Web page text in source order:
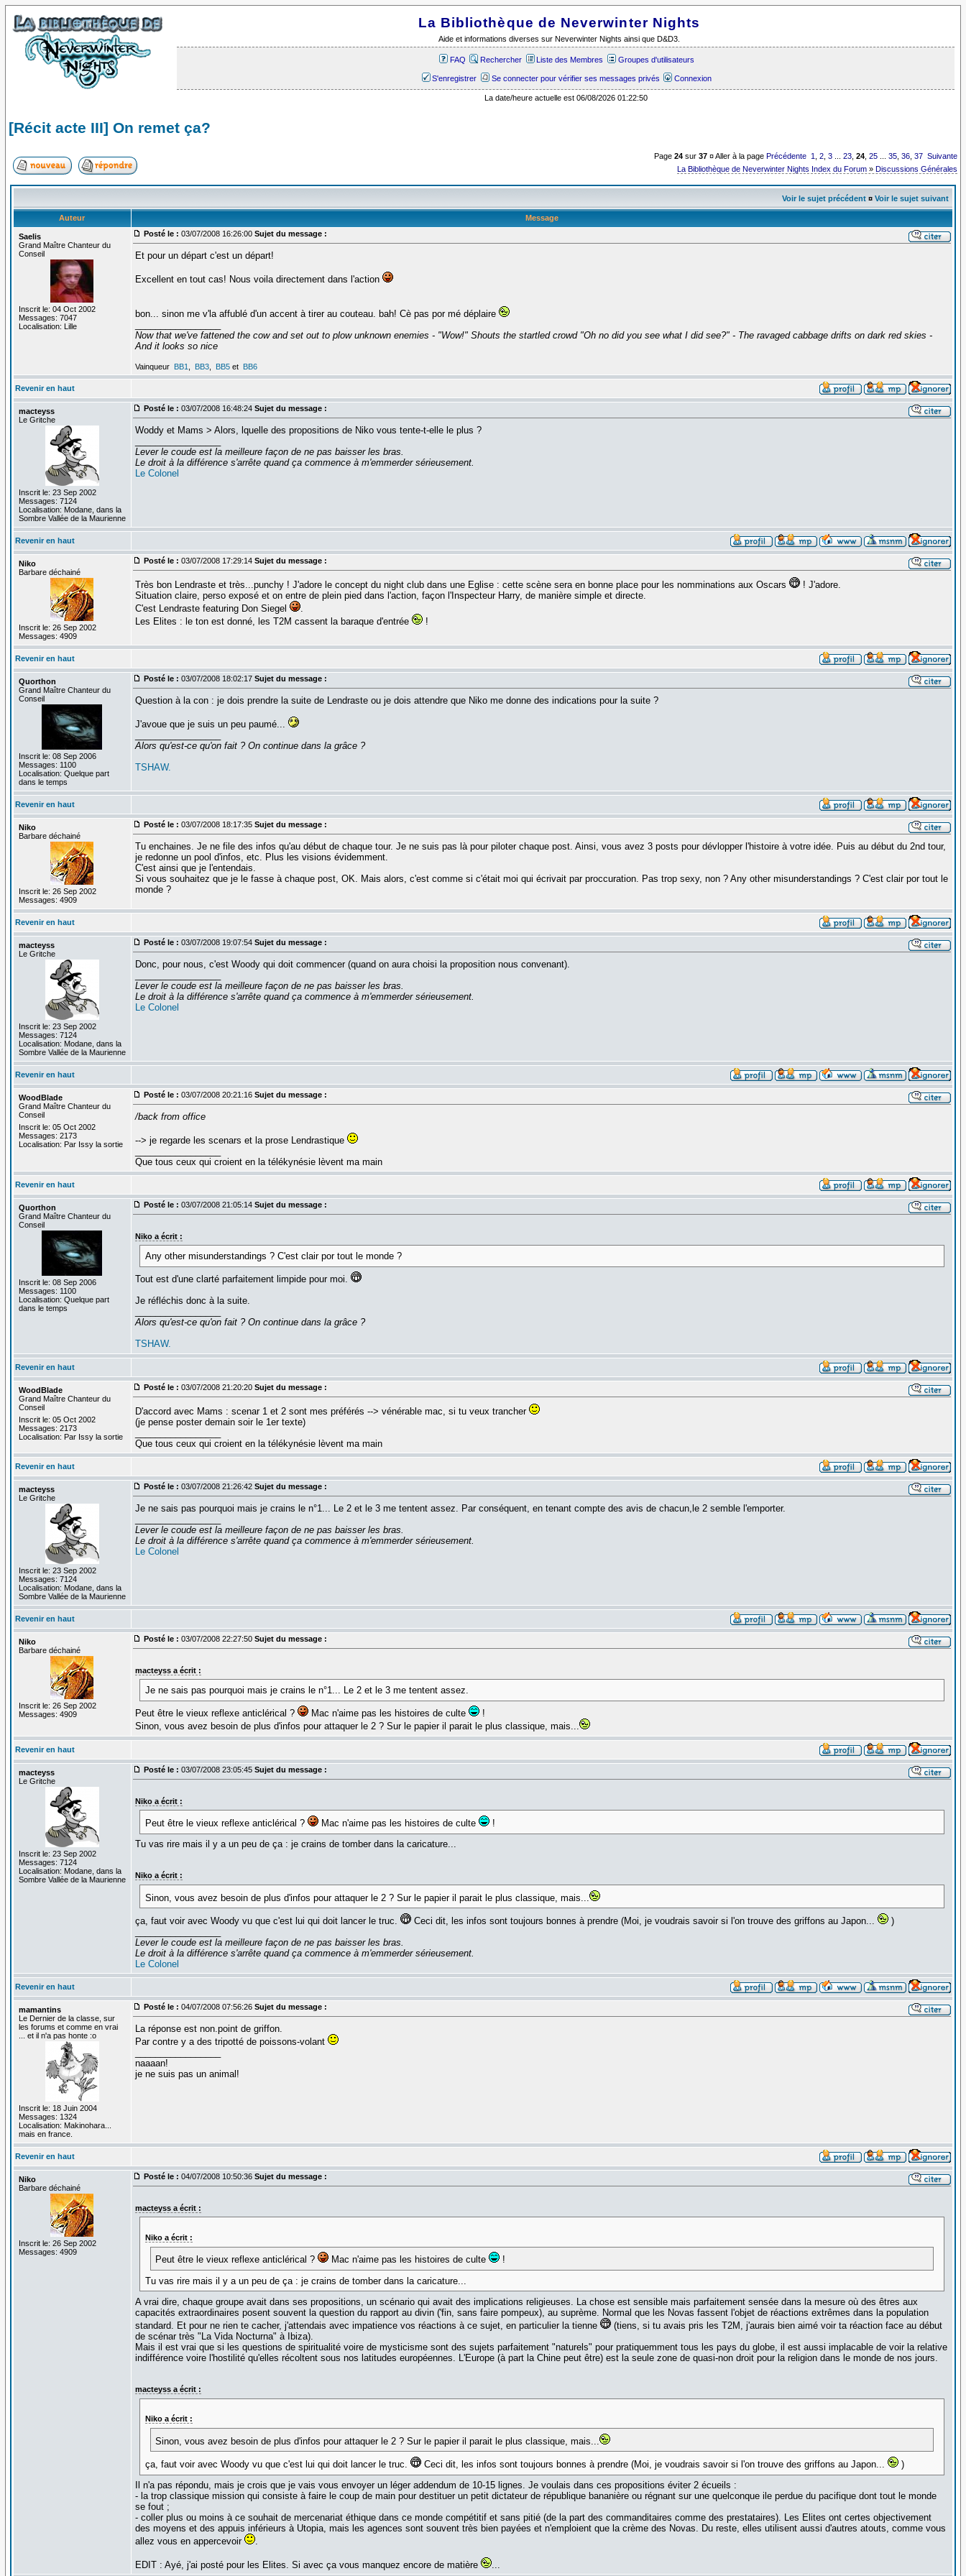
La Bibliothèque de Neverwinter Nights
Aide et informations diverses sur Neverwinter Nights ainsi que D&D3.
FAQ Rechercher Liste des Membres Groupes d'utilisateurs
S'enregistrer Se connecter pour vérifier ses messages privés Connexion
La date/heure actuelle est 06/08/2026 01:22:50
[Récit acte III] On remet ça?
Page24 sur37 ¤ Aller à la page Précédente 1 ,2 ,3 ...23 ,24 ,25 ...35 ,36 ,37 Suivante
La Bibliothèque de Neverwinter Nights Index du Forum »Discussions Générales
Voir le sujet précédent¤ Voir le sujet suivant
Auteur Message
Saelis
Grand Maître Chanteur du
Conseil
Inscrit le: 04 Oct 2002
Messages: 7047
Localisation: Lille
Posté le : 03/07/2008 16:26:00 Sujet du message :
Et pour un départ c'est un départ!
Excellent en tout cas! Nous voila directement dans l'action
bon... sinon me v'la affublé d'un accent à tirer au couteau. bah! Cè pas por mé déplaire
Now that we've fattened the cow and set out to plow unknown enemies - "Wow!" Shouts the startled crowd "Oh no did you see what I did see?" - The ravaged cabbage drifts on dark red skies -
And it looks so nice
Vainqueur BB1 BB3, BB5et BB6
Revenir en haut
macteyss
Le Gritche
Inscrit le: 23 Sep 2002
Messages: 7124
Localisation: Modane, dans la
Sombre Vallée de la Maurienne
Posté le : 03/07/2008 16:48:24 Sujet du message :
Woddy et Mams > Alors, lquelle des propositions de Niko vous tente-t-elle le plus ?
Lever le coude est la meilleure façon de ne pas baisser les bras.
Le droit à la différence s'arrête quand ça commence à m'emmerder sérieusement.
Le Colonel
Revenir en haut
Niko
Barbare déchainé
Inscrit le: 26 Sep 2002
Messages: 4909
Posté le : 03/07/2008 17:29:14 Sujet du message :
Très bon Lendraste et très...punchy ! J'adore le concept du night club dans une Eglise : cette scène sera en bonne place pour les nomminations aux Oscars
! J'adore.
Situation claire, perso exposé et on entre de plein pied dans l'action, façon l'Inspecteur Harry, de manière simple et directe.
C'est Lendraste featuring Don Siegel
.
Les Elites : le ton est donné, les T2M cassent la baraque d'entrée
!
Revenir en haut
Quorthon
Grand Maître Chanteur du
Conseil
Inscrit le: 08 Sep 2006
Messages: 1100
Localisation: Quelque part
dans le temps
Posté le : 03/07/2008 18:02:17 Sujet du message :
Question à la con : je dois prendre la suite de Lendraste ou je dois attendre que Niko me donne des indications pour la suite ?
J'avoue que je suis un peu paumé...
Alors qu'est-ce qu'on fait ? On continue dans la grâce ?
TSHAW.
Revenir en haut
Niko
Barbare déchainé
Inscrit le: 26 Sep 2002
Messages: 4909
Posté le : 03/07/2008 18:17:35 Sujet du message :
Tu enchaines. Je ne file des infos qu'au début de chaque tour. Je ne suis pas là pour piloter chaque post. Ainsi, vous avez 3 posts pour dévlopper l'histoire à votre idée. Puis au début du 2nd tour,
je redonne un pool d'infos, etc. Plus les visions évidemment.
C'est ainsi que je l'entendais.
Si vous souhaitez que je le fasse à chaque post, OK. Mais alors, c'est comme si c'était moi qui écrivait par proccuration. Pas trop sexy, non ? Any other misunderstandings ? C'est clair por tout le
monde ?
Revenir en haut
macteyss
Le Gritche
Inscrit le: 23 Sep 2002
Messages: 7124
Localisation: Modane, dans la
Sombre Vallée de la Maurienne
Posté le : 03/07/2008 19:07:54 Sujet du message :
Donc, pour nous, c'est Woody qui doit commencer (quand on aura choisi la proposition nous convenant).
Lever le coude est la meilleure façon de ne pas baisser les bras.
Le droit à la différence s'arrête quand ça commence à m'emmerder sérieusement.
Le Colonel
Revenir en haut
WoodBlade
Grand Maître Chanteur du
Conseil
Inscrit le: 05 Oct 2002
Messages: 2173
Localisation: Par Issy la sortie
Posté le : 03/07/2008 20:21:16 Sujet du message :
/back from office
--> je regarde les scenars et la prose Lendrastique
Que tous ceux qui croient en la télékynésie lèvent ma main
Revenir en haut
Quorthon
Grand Maître Chanteur du
Conseil
Inscrit le: 08 Sep 2006
Messages: 1100
Localisation: Quelque part
dans le temps
Posté le : 03/07/2008 21:05:14 Sujet du message :
Niko a écrit :
Any other misunderstandings ? C'est clair por tout le monde ?
Tout est d'une clarté parfaitement limpide pour moi.
Je réfléchis donc à la suite.
Alors qu'est-ce qu'on fait ? On continue dans la grâce ?
TSHAW.
Revenir en haut
WoodBlade
Grand Maître Chanteur du
Conseil
Inscrit le: 05 Oct 2002
Messages: 2173
Localisation: Par Issy la sortie
Posté le : 03/07/2008 21:20:20 Sujet du message :
D'accord avec Mams : scenar 1 et 2 sont mes préférés --> vénérable mac, si tu veux trancher
(je pense poster demain soir le 1er texte)
Que tous ceux qui croient en la télékynésie lèvent ma main
Revenir en haut
macteyss
Le Gritche
Inscrit le: 23 Sep 2002
Messages: 7124
Localisation: Modane, dans la
Sombre Vallée de la Maurienne
Posté le : 03/07/2008 21:26:42 Sujet du message :
Je ne sais pas pourquoi mais je crains le n°1... Le 2 et le 3 me tentent assez. Par conséquent, en tenant compte des avis de chacun,le 2 semble l'emporter.
Lever le coude est la meilleure façon de ne pas baisser les bras.
Le droit à la différence s'arrête quand ça commence à m'emmerder sérieusement.
Le Colonel
Revenir en haut
Niko
Barbare déchainé
Inscrit le: 26 Sep 2002
Messages: 4909
Posté le : 03/07/2008 22:27:50 Sujet du message :
macteyss a écrit :
Je ne sais pas pourquoi mais je crains le n°1... Le 2 et le 3 me tentent assez.
Peut être le vieux reflexe anticlérical ? Mac n'aime pas les histoires de culte
!
Sinon, vous avez besoin de plus d'infos pour attaquer le 2 ? Sur le papier il parait le plus classique, mais...
Revenir en haut
macteyss
Le Gritche
Inscrit le: 23 Sep 2002
Messages: 7124
Localisation: Modane, dans la
Sombre Vallée de la Maurienne
Posté le : 03/07/2008 23:05:45 Sujet du message :
Niko a écrit :
Peut être le vieux reflexe anticlérical ? Mac n'aime pas les histoires de culte
!
Tu vas rire mais il y a un peu de ça : je crains de tomber dans la caricature...
Niko a écrit :
Sinon, vous avez besoin de plus d'infos pour attaquer le 2 ? Sur le papier il parait le plus classique, mais...
ça, faut voir avec Woody vu que c'est lui qui doit lancer le truc. Ceci dit, les infos sont toujours bonnes à prendre (Moi, je voudrais savoir si l'on trouve des griffons au Japon...
)
Lever le coude est la meilleure façon de ne pas baisser les bras.
Le droit à la différence s'arrête quand ça commence à m'emmerder sérieusement.
Le Colonel
Revenir en haut
mamantins
Le Dernier de la classe, sur
les forums et comme en vrai
... et il n'a pas honte :o
Inscrit le: 18 Juin 2004
Messages: 1324
Localisation: Makinohara...
mais en france.
Posté le : 04/07/2008 07:56:26 Sujet du message :
La réponse est non.point de griffon.
Par contre y a des tripotté de poissons-volant
naaaan!
je ne suis pas un animal!
Revenir en haut
Niko
Barbare déchainé
Inscrit le: 26 Sep 2002
Messages: 4909
Posté le : 04/07/2008 10:50:36 Sujet du message :
macteyss a écrit :
Niko a écrit :
Peut être le vieux reflexe anticlérical ? Mac n'aime pas les histoires de culte
!
Tu vas rire mais il y a un peu de ça : je crains de tomber dans la caricature...
A vrai dire, chaque groupe avait dans ses propositions, un scénario qui avait des implications religieuses. La chose est sensible mais parfaitement sensée dans la mesure où des êtres aux
capacités extraordinaires posent souvent la question du rapport au divin ('fin, sans faire pompeux), au suprème. Normal que les Novas fassent l'objet de réactions extrêmes dans la population
standard. Et pour ne rien te cacher, j'attendais avec impatience vos réactions à ce sujet, en particulier la tienne
(tiens, si tu avais pris les T2M, j'aurais bien aimé voir ta réaction face au début
de scénar très "La Vida Nocturna" à Ibiza).
Mais il est vrai que si les questions de spiritualité voire de mysticisme sont des sujets parfaitement "naturels" pour pratiquemment tous les pays du globe, il est aussi implacable de voir la relative
indifférence voire l'hostilité qu'elles récoltent sous nos latitudes européennes. L'Europe (à part la Chine peut être) est la seule zone de quasi-non droit pour la religion dans le monde de nos jours.
macteyss a écrit :
Niko a écrit :
Sinon, vous avez besoin de plus d'infos pour attaquer le 2 ? Sur le papier il parait le plus classique, mais...
ça, faut voir avec Woody vu que c'est lui qui doit lancer le truc. Ceci dit, les infos sont toujours bonnes à prendre (Moi, je voudrais savoir si l'on trouve des griffons au Japon...
)
Il n'a pas répondu, mais je crois que je vais vous envoyer un léger addendum de 10-15 lignes. Je voulais dans ces propositions éviter 2 écueils :
- la trop classique mission qui consiste à faire le coup de main pour destituer un petit dictateur de république bananière ou régnant sur une quelconque ile perdue du pacifique dont tout le monde
se fout ;
- coller plus ou moins à ce souhait de mercenariat éthique dans ce monde compétitif et sans pitié (de la part des commanditaires comme des prestataires). Les Elites ont certes objectivement
des moyens et des appuis inférieurs à Utopia, mais les agences sont souvent très bien payées et n'emploient que la crème des Novas. Du reste, elles utilisent aussi d'autres atouts, comme vous
allez vous en appercevoir
.
EDIT : Ayé, j'ai posté pour les Elites. Si avec ça vous manquez encore de matière ...